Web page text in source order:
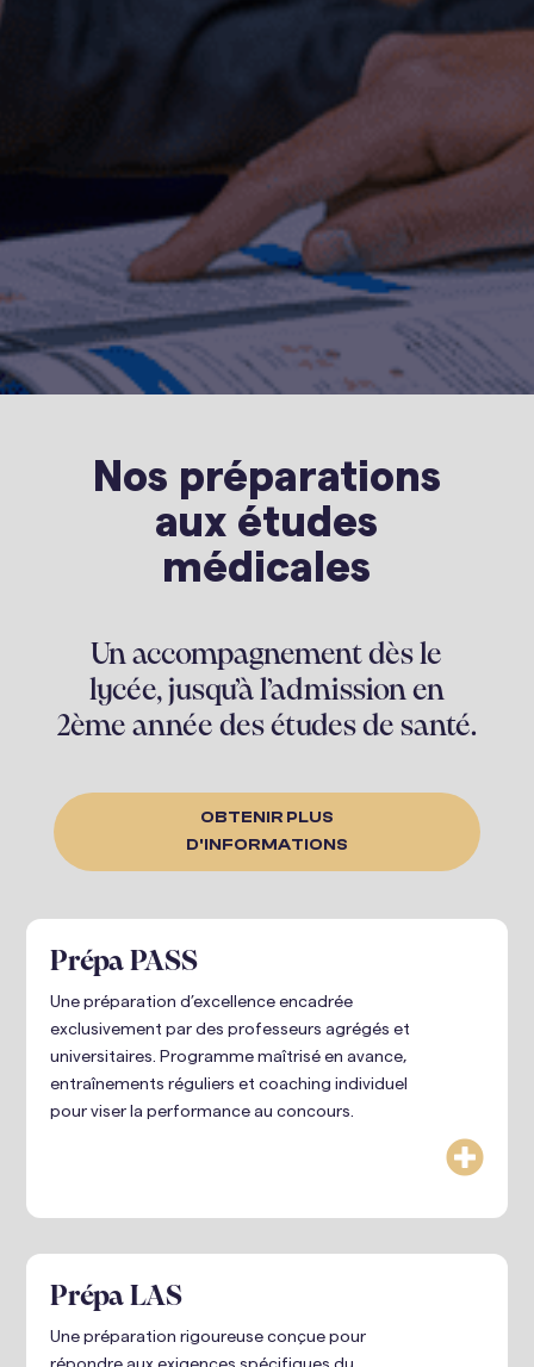
Nos préparations
aux études
médicales
Un accompagnement dès le
lycée, jusqu’à l’admission en
2ème année des études de santé.
OBTENIR PLUS
D'INFORMATIONS

Prépa PASS
Une préparation d’excellence encadrée
exclusivement par des professeurs agrégés et
universitaires. Programme maîtrisé en avance,
entraînements réguliers et coaching individuel
pour viser la performance au concours.
Prépa LAS
Une préparation rigoureuse conçue pour